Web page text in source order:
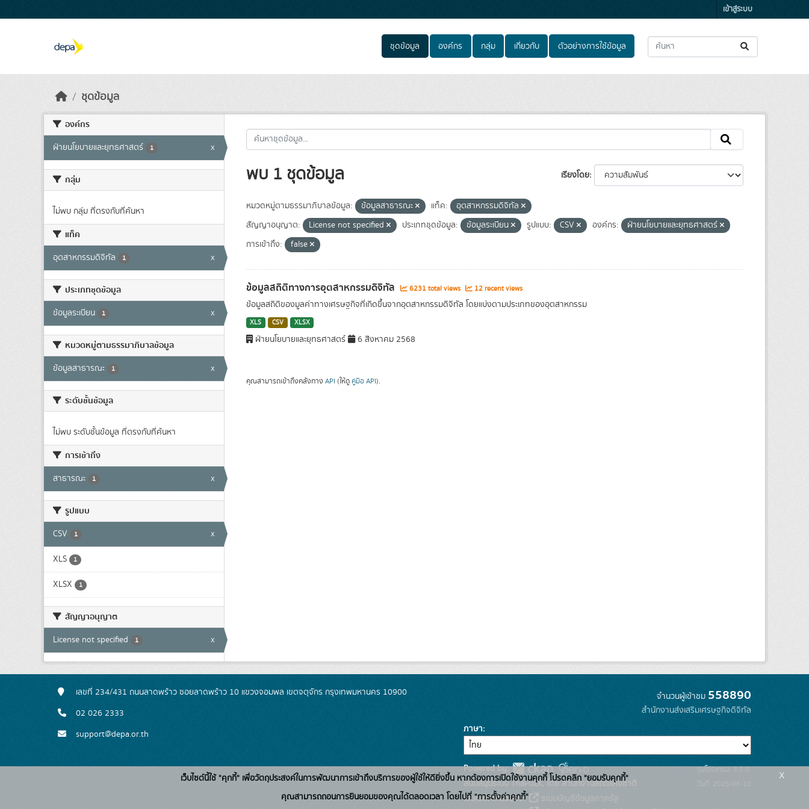
เข้าสู่ระบบ
ชุดข้อมูล องค์กร กลุ่ม เกี่ยวกับ ตัวอย่างการใช้ข้อมูล
ชุดข้อมูล
องค์กร
ฝ่ายนโยบายและยุทธศาสตร์ 1 x
กลุ่ม
ไม่พบ กลุ่ม ที่ตรงกับที่ค้นหา
แท็ค
อุตสาหกรรมดิจิทัล 1 x
ประเภทชุดข้อมูล
ข้อมูลระเบียน 1 x
หมวดหมู่ตามธรรมาภิบาลข้อมูล
ข้อมูลสาธารณะ 1 x
ระดับชั้นข้อมูล
ไม่พบ ระดับชั้นข้อมูล ที่ตรงกับที่ค้นหา
การเข้าถึง
สาธารณะ 1 x
รูปแบบ
CSV 1 x
XLS 1
XLSX 1
สัญญาอนุญาต
License not specified 1 x
เรียงโดย
พบ 1 ชุดข้อมูล
หมวดหมู่ตามธรรมาภิบาลข้อมูล: ข้อมูลสาธารณะ แท็ค:
อุตสาหกรรมดิจิทัล
สัญญาอนุญาต:
License not specified ประเภทชุดข้อมูล: ข้อมูลระเบียน รูปแบบ: CSV องค์กร:
ฝ่ายนโยบายและยุทธศาสตร์
การเข้าถึง:
false
ข้อมูลสถิติทางการอุตสาหกรรมดิจิทัล 6231 total views 12 recent views
ข้อมูลสถิติของมูลค่าทางเศรษฐกิจที่เกิดขึ้นจากอุตสาหกรรมดิจิทัล โดยแบ่งตามประเภทของอุตสาหกรรม
XLS CSV XLSX
ฝ่ายนโยบายและยุทธศาสตร์ 6 สิงหาคม 2568
คุณสามารถเข้าถึงคลังทาง API (ให้ดู คู่มือ API).
เลขที่ 234/431 ถนนลาดพร้าว ซอยลาดพร้าว 10 แขวงจอมพล เขตจตุจักร กรุงเทพมหานคร 10900
02 026 2333
support@depa.or.th
จำนวนผู้เข้าชม 558890
สำนักงานส่งเสริมเศรษฐกิจดิจิทัล
ภาษา
Powered by:
สนับสนุนระบบ Thai-GDC โดย สำนักงานสถิติแห่งชาติ
เว็บไซต์ที่เกี่ยวข้อง:
รุ่นโปรแกรม: 3.0.0
วันที่: 2025-06-10
เว็บไซต์นี้ใช้ "คุกกี้" เพื่อวัตถุประสงค์ในการพัฒนาการเข้าถึงบริการของผู้ใช้ให้ดียิ่งขึ้น หากต้องการเปิดใช้งานคุกกี้ โปรดคลิก "ยอมรับคุกกี้"
คุณสามารถถอนการยินยอมของคุณได้ตลอดเวลา โดยไปที่ "การตั้งค่าคุกกี้"
x